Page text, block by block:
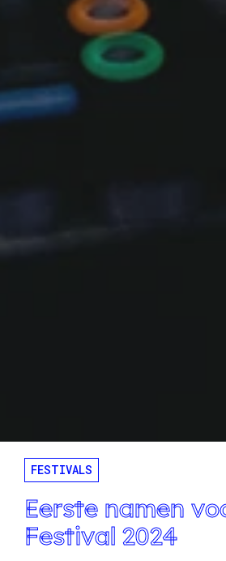
FESTIVALS
Eerste namen
Festival 2024